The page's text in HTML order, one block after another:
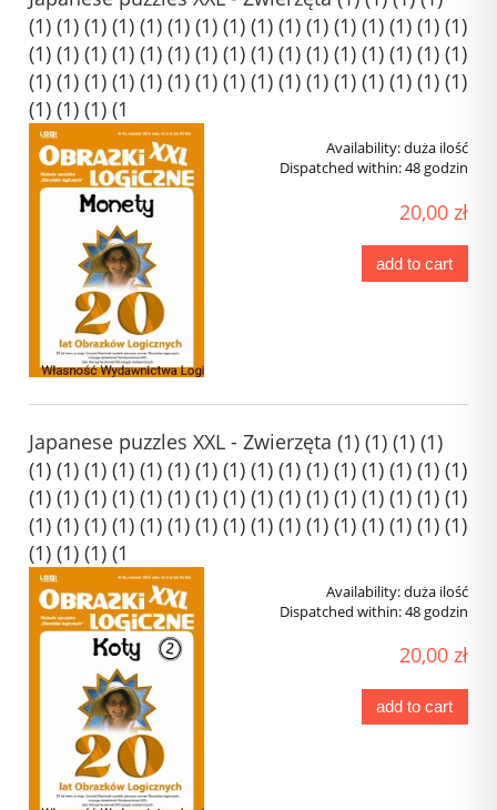
(1) (1) (1) (1) (1) (1) (1) (1) (1) (1) (1) (1) (1) (1) (1) (1)
(1) (1) (1) (1) (1) (1) (1) (1) (1) (1) (1) (1) (1) (1) (1) (1)
(1) (1) (1) (1) (1) (1) (1) (1) (1) (1) (1) (1) (1) (1) (1) (1)
(1) (1) (1) (1
Availability:duża ilość
Dispatched within:48 godzin
20,00 zł
add to cart
Japanese puzzles XXL - Zwierzęta (1) (1) (1) (1)
(1) (1) (1) (1) (1) (1) (1) (1) (1) (1) (1) (1) (1) (1) (1) (1)
(1) (1) (1) (1) (1) (1) (1) (1) (1) (1) (1) (1) (1) (1) (1) (1)
(1) (1) (1) (1) (1) (1) (1) (1) (1) (1) (1) (1) (1) (1) (1) (1)
(1) (1) (1) (1
Availability:duża ilość
Dispatched within:48 godzin
20,00 zł
add to cart